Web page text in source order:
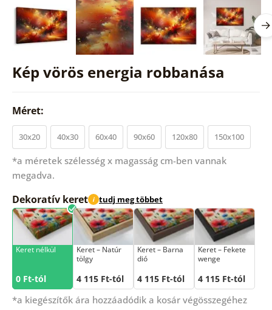
Kép vörös energia robbanása
Méret:
30x20 40x30 60x40 90x60 120x80 150x100
*a méretek szélesség x magasság cm-ben vannak
megadva.
Dekoratív keret i tudj meg többet
Keret nélkül
0 Ft-tól
Keret – Natúr
tölgy
4 115 Ft-tól
Keret – Barna
dió
4 115 Ft-tól
Keret – Fekete
wenge
4 115 Ft-tól
*a kiegészítők ára hozzáadódik a kosár végösszegéhez